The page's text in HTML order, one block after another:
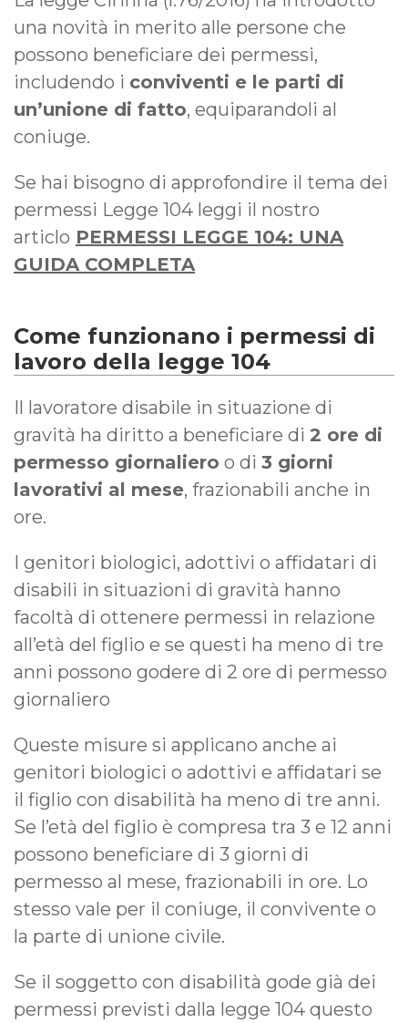
una novità in merito alle persone che
possono beneficiare dei permessi,
includendo i conviventi e le parti di
un’unione di fatto, equiparandoli al
coniuge.
Se hai bisogno di approfondire il tema dei
permessi Legge 104 leggi il nostro
articlo PERMESSI LEGGE 104: UNA
GUIDA COMPLETA
Come funzionano i permessi di
lavoro della legge 104
Il lavoratore disabile in situazione di
gravità ha diritto a beneficiare di 2 ore di
permesso giornaliero o di 3 giorni
lavorativi al mese, frazionabili anche in
ore.
I genitori biologici, adottivi o affidatari di
disabili in situazioni di gravità hanno
facoltà di ottenere permessi in relazione
all’età del figlio e se questi ha meno di tre
anni possono godere di 2 ore di permesso
giornaliero
Queste misure si applicano anche ai
genitori biologici o adottivi e affidatari se
il figlio con disabilità ha meno di tre anni.
Se l’età del figlio è compresa tra 3 e 12 anni
possono beneficiare di 3 giorni di
permesso al mese, frazionabili in ore. Lo
stesso vale per il coniuge, il convivente o
la parte di unione civile.
Se il soggetto con disabilità gode già dei
permessi previsti dalla legge 104 questo